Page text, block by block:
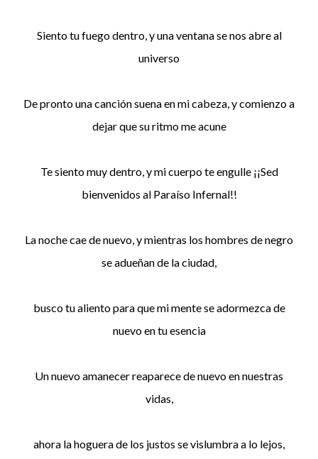
Siento tu fuego dentro, y una ventana se nos abre al
universo
De pronto una canción suena en mi cabeza, y comienzo a
dejar que su ritmo me acune
Te siento muy dentro, y mi cuerpo te engulle ¡¡Sed
bienvenidos al Paraíso Infernal!!
La noche cae de nuevo, y mientras los hombres de negro
se adueñan de la ciudad,
busco tu aliento para que mi mente se adormezca de
nuevo en tu esencia
Un nuevo amanecer reaparece de nuevo en nuestras
vidas,
ahora la hoguera de los justos se vislumbra a lo lejos,